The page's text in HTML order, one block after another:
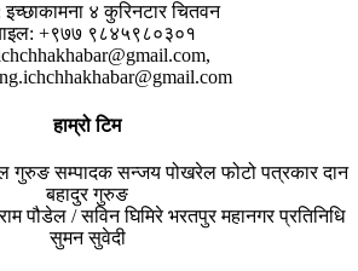
इच्छाकामना ४ कुरिनटार चितवन
+९७७ ९८४५९८०३०१
हाम्रो टिम
गुरुङसम्पादकसन्जय पोखरेलफोटो पत्रकारदान
बहादुर गुरुङ
पौडेल / सविन घिमिरेभरतपुर महानगर प्रतिनिधि
सुमन सुवेदी